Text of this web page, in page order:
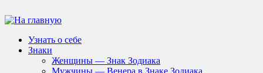
Узнать о себе
Знаки
Женщины — Знак Зодиака
Мужчины — Венера в Знаке Зодиака